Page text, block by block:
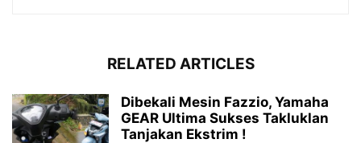
RELATED ARTICLES
Dibekali Mesin Fazzio, Yamaha
GEAR Ultima Sukses Takluklan
Tanjakan Ekstrim !